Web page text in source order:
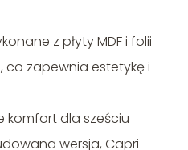
z płyty MDF i folii
co zapewnia estetykę i
komfort dla sześciu
wersja, Capri